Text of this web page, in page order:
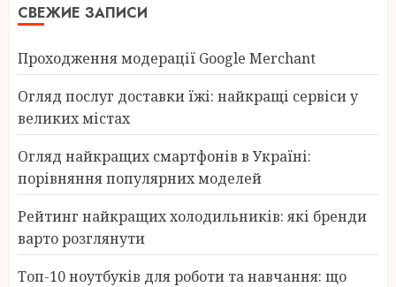
СВЕЖИЕ ЗАПИСИ
Проходження модерації Google Merchant
Огляд послуг доставки їжі: найкращі сервіси у
великих містах
Огляд найкращих смартфонів в Україні:
порівняння популярних моделей
Рейтинг найкращих холодильників: які бренди
варто розглянути
Топ-10 ноутбуків для роботи та навчання: що